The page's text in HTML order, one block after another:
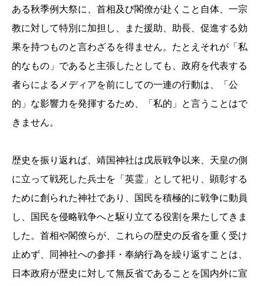
ある秋季例大祭に、首相及び閣僚が赴くこと自体、一宗
教に対して特別に加担し、また援助、助長、促進する効
果を持つものと言わざるを得ません。たとえそれが「私
的なもの」であると主張したとしても、政府を代表する
者らによるメディアを前にしての一連の行動は、「公
的」な影響力を発揮するため、「私的」と言うことはで
きません。
歴史を振り返れば、靖国神社は戊辰戦争以来、天皇の側
に立って戦死した兵士を「英霊」として祀り、顕彰する
ために創られた神社であり、国民を積極的に戦争に動員
し、国民を侵略戦争へと駆り立てる役割を果たしてきま
した。首相や閣僚らが、これらの歴史の反省を重く受け
止めず、同神社への参拝・奉納行為を繰り返すことは、
日本政府が歴史に対して無反省であることを国内外に宣